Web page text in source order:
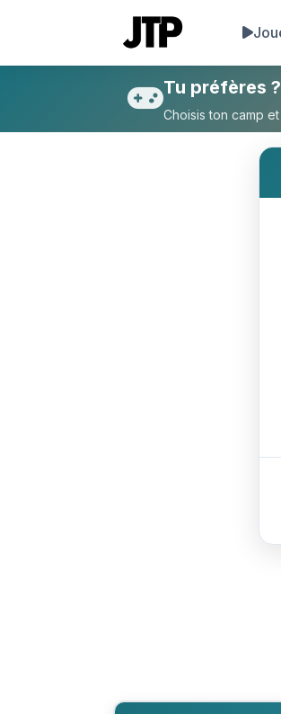
Tu préfères
Tu préfères ?
Choisis ton camp